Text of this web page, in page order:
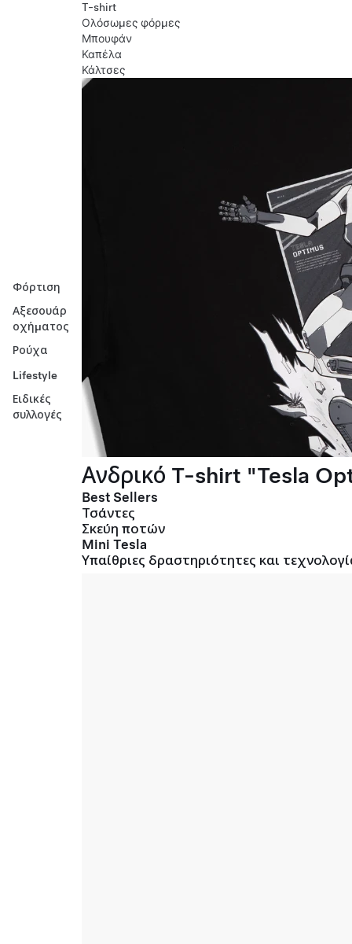
Φόρτιση
Αξεσουάρ
οχήματος
Ρούχα
Lifestyle
Ειδικές
συλλογές
T-shirt
Ολόσωμες φόρμες
Μπουφάν
Καπέλα
Κάλτσες
Ανδρικό T-shirt "Tesla
Best Sellers
Τσάντες
Σκεύη ποτών
Mini Tesla
Υπαίθριες δραστηριότητες και